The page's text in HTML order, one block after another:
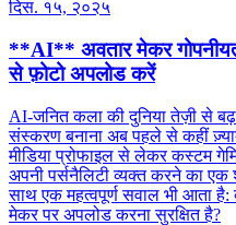
दिस. १५, २०२५
**AI** अवतार मेकर
से फ़ोटो अपलोड करें
AI-जनित कला की दुनिया तेज़ी से
संस्करण बनाना अब पहले से कहीं
मीडिया प्रोफाइल से लेकर कस्टम
अपनी पर्सनैलिटी व्यक्त करने का
साथ एक महत्वपूर्ण सवाल भी आता
मेकर पर अपलोड करना सुरक्षित है?